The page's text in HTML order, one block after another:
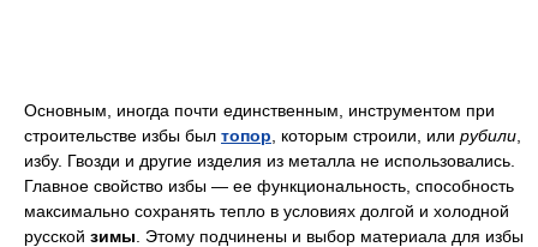
Основным, иногда почти единственным, инструментом при
строительстве избы был топор , которым строили, или рубили
избу. Гвозди и другие изделия из металла не использовались.
Главное свойство избы — ее функциональность, способность
максимально сохранять тепло в условиях долгой и холодной
русской зимы . Этому подчинены и выбор материала для избы